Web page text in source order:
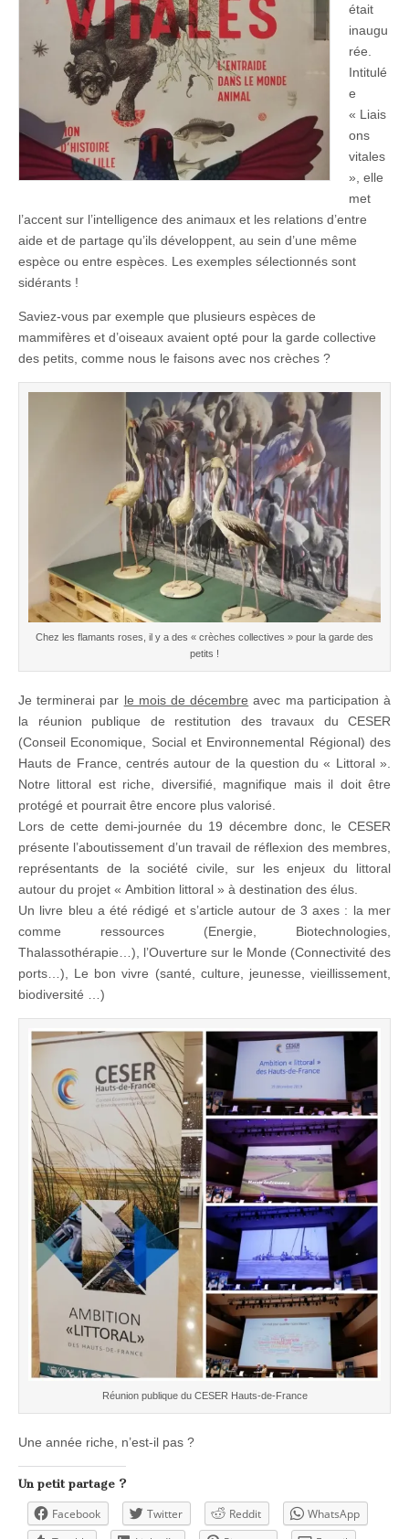
était
inaugu
rée.
Intitulé
e
« Liais
ons
vitales
», elle
met
l’accent sur l’intelligence des animaux et les relations d’entre
aide et de partage qu’ils développent, au sein d’une même
espèce ou entre espèces. Les exemples sélectionnés sont
sidérants !
Saviez-vous par exemple que plusieurs espèces de
mammifères et d’oiseaux avaient opté pour la garde collective
des petits, comme nous le faisons avec nos crèches ?
Chez les flamants roses, il y a des « crèches collectives » pour la garde des
petits !
Je terminerai par le mois de décembre avec ma participation à
la réunion publique de restitution des travaux du CESER
(Conseil Economique, Social et Environnemental Régional) des
Hauts de France, centrés autour de la question du « Littoral ».
Notre littoral est riche, diversifié, magnifique mais il doit être
protégé et pourrait être encore plus valorisé.
Lors de cette demi-journée du 19 décembre donc, le CESER
présente l’aboutissement d’un travail de réflexion des membres,
représentants de la société civile, sur les enjeux du littoral
autour du projet « Ambition littoral » à destination des élus.
Un livre bleu a été rédigé et s’article autour de 3 axes : la mer
comme ressources (Energie, Biotechnologies,
Thalassothérapie…), l’Ouverture sur le Monde (Connectivité des
ports…), Le bon vivre (santé, culture, jeunesse, vieillissement,
biodiversité …)
Réunion publique du CESER Hauts-de-France
Une année riche, n’est-il pas ?
Un petit partage ?
Facebook Twitter Reddit
WhatsApp